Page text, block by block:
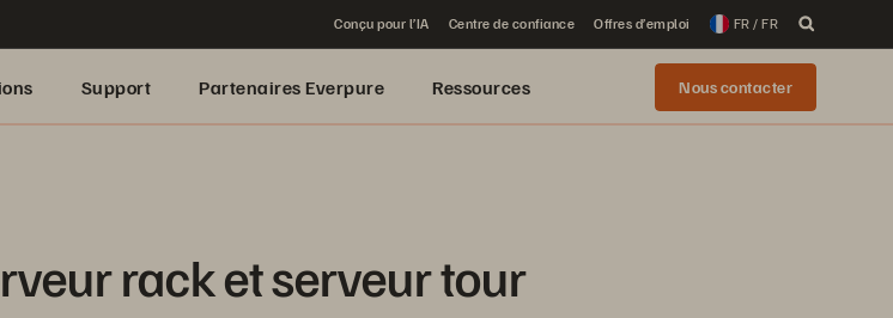
Conçu pour l’IA Centre de confiance Offres d’emploi FR / FR
Support Partenaires Everpure Ressources Nous contacter
rack et serveur tour